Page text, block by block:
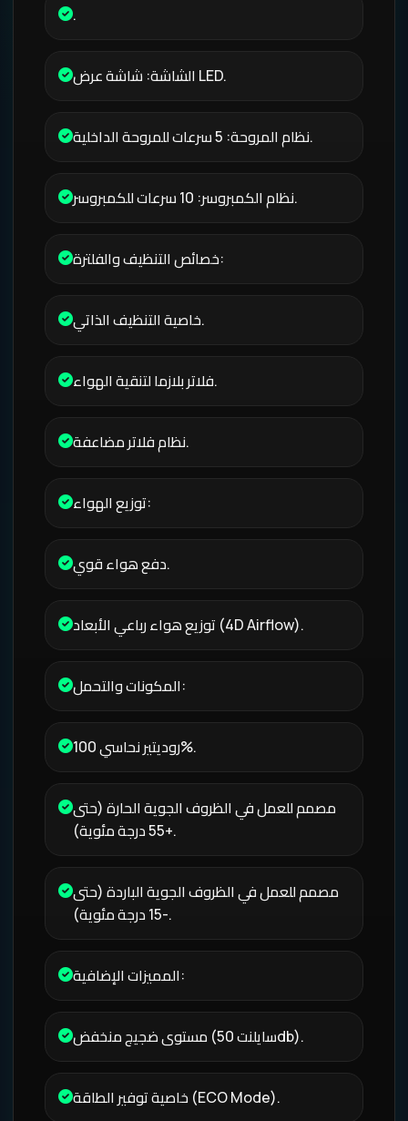
.
الشاشة: شاشة عرض LED.
نظام المروحة: 5 سرعات للمروحة الداخلية.
نظام الكمبروسر: 10 سرعات للكمبروسر.
خصائص التنظيف والفلترة:
خاصية التنظيف الذاتي.
فلاتر بلازما لتنقية الهواء.
نظام فلاتر مضاعفة.
توزيع الهواء:
دفع هواء قوي.
توزيع هواء رباعي الأبعاد (4D Airflow).
المكونات والتحمل:
روديتير نحاسي 100%.
مصمم للعمل في الظروف الجوية الحارة (حتى
+55 درجة مئوية).
مصمم للعمل في الظروف الجوية الباردة (حتى
-15 درجة مئوية).
المميزات الإضافية:
مستوى ضجيج منخفض (سايلنت 50db).
خاصية توفير الطاقة (ECO Mode).